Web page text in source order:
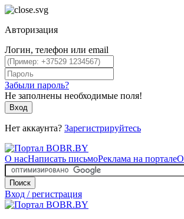
Авторизация
Логин, телефон или email
Забыли пароль?
Не заполнены необходимые поля!
Вход
Нет аккаунта? Зарегистрируйтесь
О насНаписать письмоРеклама на портале
Поиск
Вход / регистрация